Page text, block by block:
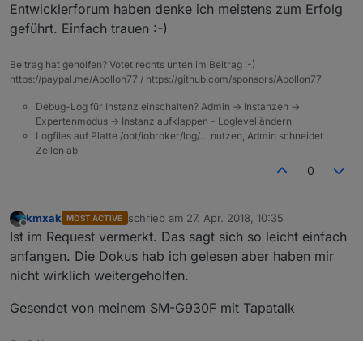
Entwicklerforum haben denke ich meistens zum Erfolg
geführt. Einfach trauen :-)
Beitrag hat geholfen? Votet rechts unten im Beitrag :-)
https://paypal.me/Apollon77 / https://github.com/sponsors/Apollon77
Debug-Log für Instanz einschalten? Admin -> Instanzen ->
Expertenmodus -> Instanz aufklappen - Loglevel ändern
Logfiles auf Platte /opt/iobroker/log/… nutzen, Admin schneidet
Zeilen ab
0
Offline
kmxak MOST ACTIVE schrieb am 27. Apr. 2018, 10:35
zuletzt editiert von
Ist im Request vermerkt. Das sagt sich so leicht einfach
anfangen. Die Dokus hab ich gelesen aber haben mir
nicht wirklich weitergeholfen.
Gesendet von meinem SM-G930F mit Tapatalk